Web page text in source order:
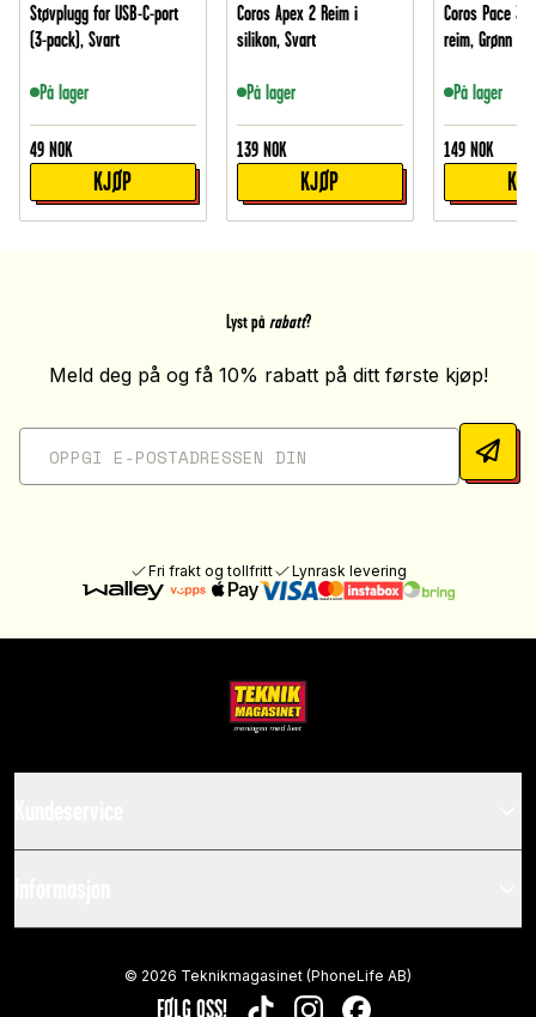
Støvplugg for USB-C-port
(3-pack), Svart
På lager
49 NOK
KJØP
Coros Apex 2 Reim i
silikon, Svart
På lager
139 NOK
KJØP
Coros Pace 3
reim, Grønn
På lager
149 NOK
Lyst på rabatt?
Meld deg på og få 10% rabatt på ditt første kjøp!
Fri frakt og tollfritt Lynrask levering
FØLG OSS!
© 2026 Teknikmagasinet (PhoneLife AB)